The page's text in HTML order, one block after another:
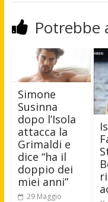
Potrebbe
Simone
Susinna
dopo l’Isola
attacca la
Grimaldi e
dice “ha il
doppio dei
miei anni”
29 Maggio